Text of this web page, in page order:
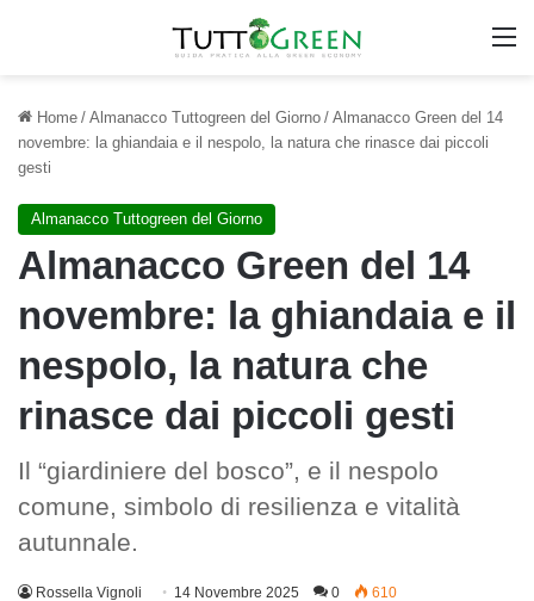
Home / Almanacco Tuttogreen del Giorno / Almanacco Green del 14
novembre: la ghiandaia e il nespolo, la natura che rinasce dai piccoli
gesti
Almanacco Tuttogreen del Giorno
Almanacco Green del 14
novembre: la ghiandaia e il
nespolo, la natura che
rinasce dai piccoli gesti
Il “giardiniere del bosco”, e il nespolo
comune, simbolo di resilienza e vitalità
autunnale.
Rossella Vignoli 14 Novembre 2025 0 610